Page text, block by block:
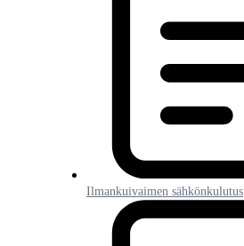
Ilmankuivaimen sähkönkulutus